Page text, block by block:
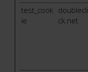
test_cook
ie
doublecli
ck.net